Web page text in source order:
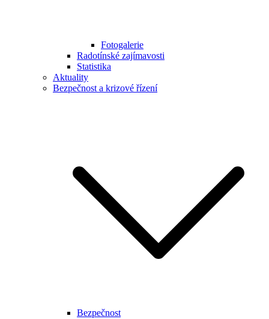
Fotogalerie
Radotínské zajímavosti
Statistika
Aktuality
Bezpečnost a krizové řízení
Bezpečnost